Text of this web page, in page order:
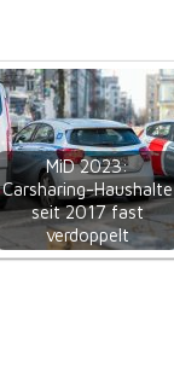
MiD 2023:
Carsharing-Haushalte
seit 2017 fast
verdoppelt